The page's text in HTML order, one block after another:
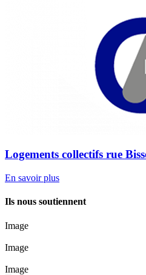
Logements collectifs rue
En savoir plus
Ils nous soutiennent
Image
Image
Image